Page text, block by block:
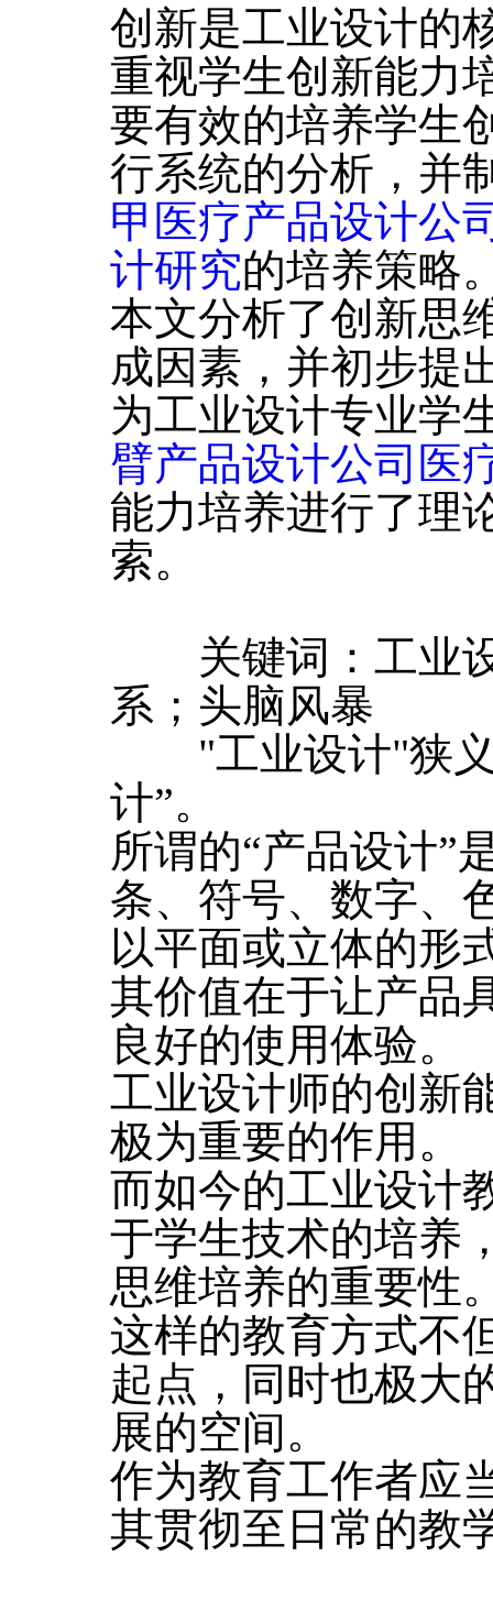
创新是工业设计的
重视学生创新能力
要有效的培养学生
行系统的分析，并
甲医疗产品设计公
计研究的培养策略
本文分析了创新思
成因素，并初步提
为工业设计专业学
臂产品设计公司医
能力培养进行了理
索。
关键词：工业设
系；头脑风暴
"工业设计"狭义
计”。
所谓的“产品设计”
条、符号、数字、
以平面或立体的形
其价值在于让产品
良好的使用体验。
工业设计师的创新
极为重要的作用。
而如今的工业设计
于学生技术的培养
思维培养的重要性
这样的教育方式不
起点，同时也极大
展的空间。
作为教育工作者应
其贯彻至日常的教